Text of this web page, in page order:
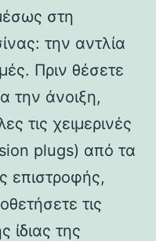
στη
την αντλία
Πριν θέσετε
την άνοιξη,
τις χειμερινές
plugs) από τα
επιστροφής,
τις
ίδιας της